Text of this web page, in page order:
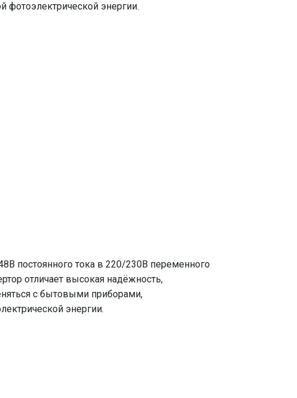
фотоэлектрической энергии.
постоянного тока в 220/230В переменного
отличает высокая надёжность,
с бытовыми приборами,
энергии.